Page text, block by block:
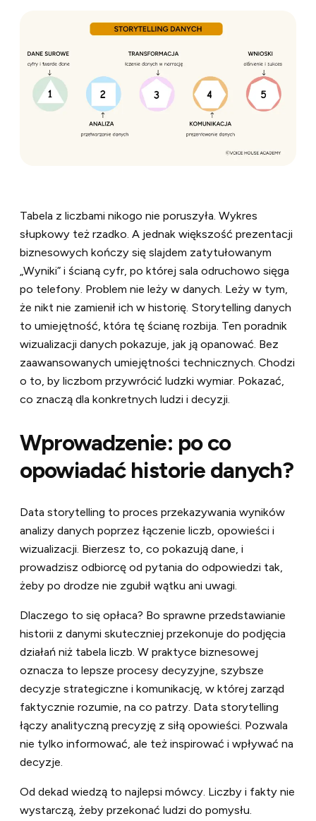
Tabela z liczbami nikogo nie poruszyła. Wykres
słupkowy też rzadko. A jednak większość prezentacji
biznesowych kończy się slajdem zatytułowanym
„Wyniki” i ścianą cyfr, po której sala odruchowo sięga
po telefony. Problem nie leży w danych. Leży w tym,
że nikt nie zamienił ich w historię. Storytelling danych
to umiejętność, która tę ścianę rozbija. Ten poradnik
wizualizacji danych pokazuje, jak ją opanować. Bez
zaawansowanych umiejętności technicznych. Chodzi
o to, by liczbom przywrócić ludzki wymiar. Pokazać,
co znaczą dla konkretnych ludzi i decyzji.
Wprowadzenie: po co
opowiadać historie danych?
Data storytelling to proces przekazywania wyników
analizy danych poprzez łączenie liczb, opowieści i
wizualizacji. Bierzesz to, co pokazują dane, i
prowadzisz odbiorcę od pytania do odpowiedzi tak,
żeby po drodze nie zgubił wątku ani uwagi.
Dlaczego to się opłaca? Bo sprawne przedstawianie
historii z danymi skuteczniej przekonuje do podjęcia
działań niż tabela liczb. W praktyce biznesowej
oznacza to lepsze procesy decyzyjne, szybsze
decyzje strategiczne i komunikację, w której zarząd
faktycznie rozumie, na co patrzy. Data storytelling
łączy analityczną precyzję z siłą opowieści. Pozwala
nie tylko informować, ale też inspirować i wpływać na
decyzje.
Od dekad wiedzą to najlepsi mówcy. Liczby i fakty nie
wystarczą, żeby przekonać ludzi do pomysłu.